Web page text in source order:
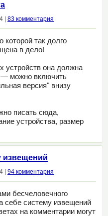
| 83 комментария
которой так долго
в дело!
устройств она должна
— можно включить
версия" внизу
писать сюда,
устройства, размер
извещений
| 94 комментария
бесчеловечного
себе систему извещений
на комментарии могут